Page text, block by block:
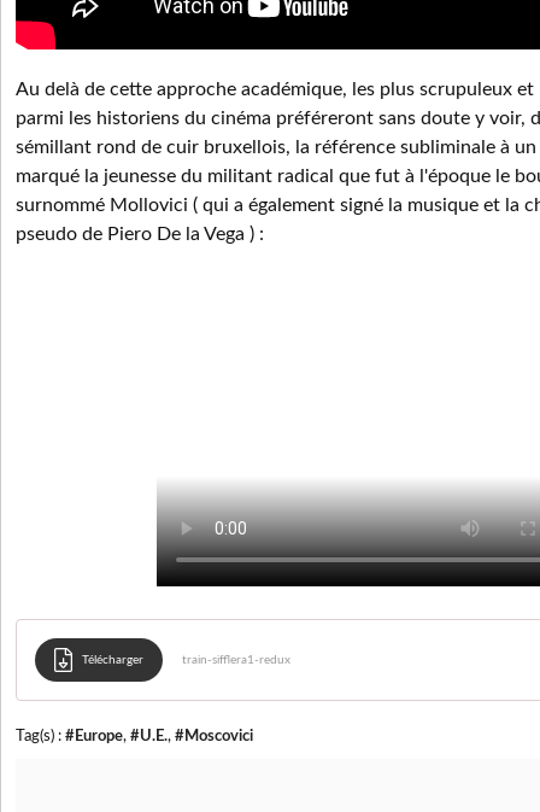
Au delà de cette approche académique, les plus scrupuleux et
parmi les historiens du cinéma préféreront sans doute y voir,
sémillant rond de cuir bruxellois, la référence subliminale à
marqué la jeunesse du militant radical que fut à l'époque le
surnommé Mollovici ( qui a également signé la musique et la
pseudo de Piero De la Vega ) :
Télécharger train-sifflera1-redux
Tag(s) : #Europe, #U.E., #Moscovici